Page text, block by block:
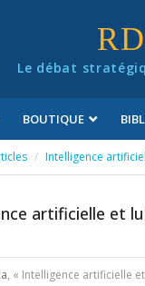
Le débat
BOUTIQUE
Intelligence
artificielle et
, « Intelligence artificielle